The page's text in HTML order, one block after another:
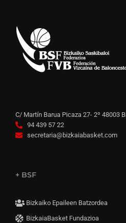
C/ Martín Barua Picaza 27- 2º 48003
94 439 57 22
secretaria@bizkaiabasket.com
+ BSF
Bizkaiko Epaileen Batzordea
BizkaiaBasket Fundazioa